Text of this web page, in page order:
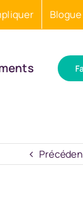
Blogue